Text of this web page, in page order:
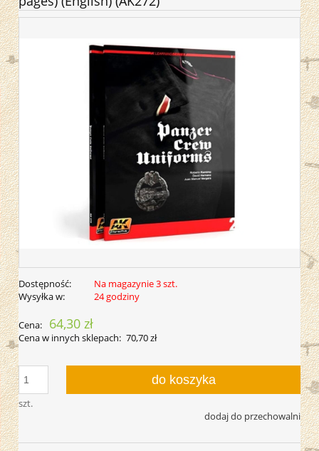
Dostępność:
Na magazynie 3 szt.
Wysyłka w:
24 godziny
Cena: 64,30 zł
Cena w innych sklepach: 70,70 zł
szt.
do koszyka
dodaj do przechowalni